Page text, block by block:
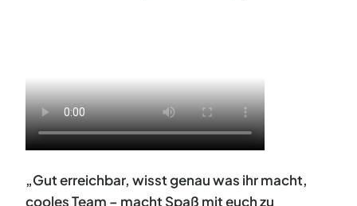
„Gut erreichbar, wisst genau was ihr macht,
cooles Team – macht Spaß mit euch zu